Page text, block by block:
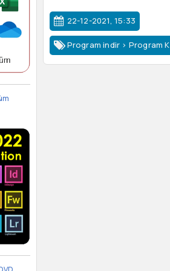
22-12-2021, 15:33
Program indir > Program